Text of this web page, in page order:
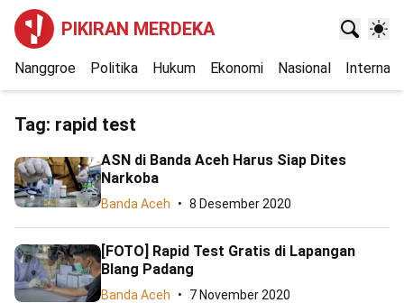
PIKIRAN MERDEKA
Nanggroe Politika Hukum Ekonomi Nasional
Tag: rapid test
ASN di Banda Aceh Harus Siap Dites
Narkoba
Banda Aceh 8 Desember 2020
[FOTO] Rapid Test Gratis di Lapangan
Blang Padang
Banda Aceh 7 November 2020